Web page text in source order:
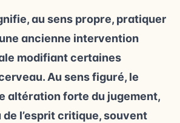
au sens propre, pratiquer
ancienne intervention
modifiant certaines
Au sens figuré, le
altération forte du jugement,
de l’esprit critique, souvent